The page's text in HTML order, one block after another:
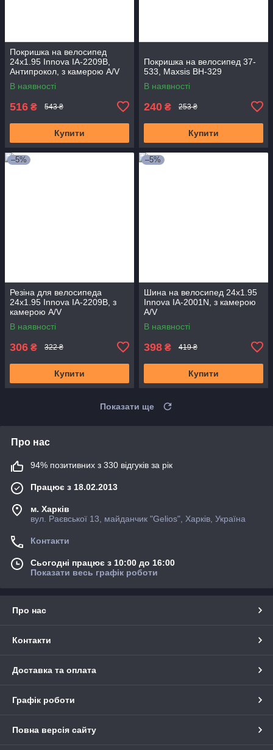
Покришка на велосипед
24x1.95 Innova IA-2209B,
Антипрокол, з камерою A/V
В наявності
516 ₴ 543 ₴
Купити
Покришка на велосипед 37-
533, Maxsis BH-329
В наявності
240 ₴ 253 ₴
Купити
–5%
Резіна для велосипеда
24x1.95 Innova IA-2209B, з
камерою A/V
В наявності
306 ₴ 322 ₴
Купити
–5%
Шина на велосипед 24x1.95
Innova IA-2001N, з камерою
A/V
В наявності
398 ₴ 419 ₴
Купити
Показати ще
Про нас
94% позитивних з 330 відгуків за рік
Працює з 18.02.2013
м. Харків
вул. Раєвської 13, майданчик "Gelios", Харків, Україна
Контакти
Сьогодні працює з 10:00 до 16:00
Показати весь графік роботи
Про нас
Контакти
Доставка та оплата
Графік роботи
Повна версія сайту